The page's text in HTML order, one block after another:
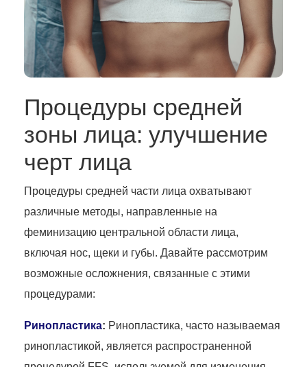
Процедуры средней
зоны лица: улучшение
черт лица
Процедуры средней части лица охватывают
различные методы, направленные на
феминизацию центральной области лица,
включая нос, щеки и губы. Давайте рассмотрим
возможные осложнения, связанные с этими
процедурами:
Ринопластика: Ринопластика, часто называемая
ринопластикой, является распространенной